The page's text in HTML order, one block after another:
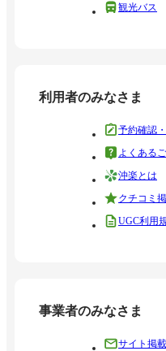
観光バス
利用者のみなさま
予約確認
よくある
沖楽とは
クチコミ
UGC利用
事業者のみなさま
サイト掲